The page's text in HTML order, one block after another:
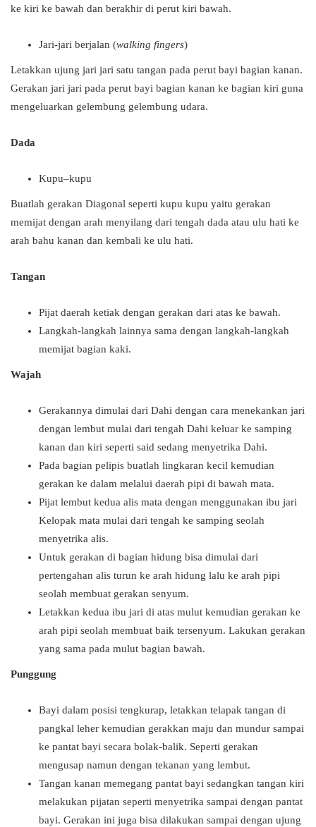
ke kiri ke bawah dan berakhir di perut kiri bawah.
Jari-jari berjalan (walking fingers)
Letakkan ujung jari jari satu tangan pada perut bayi bagian kanan.
Gerakan jari jari pada perut bayi bagian kanan ke bagian kiri guna
mengeluarkan gelembung gelembung udara.
Dada
Kupu–kupu
Buatlah gerakan Diagonal seperti kupu kupu yaitu gerakan
memijat dengan arah menyilang dari tengah dada atau ulu hati ke
arah bahu kanan dan kembali ke ulu hati.
Tangan
Pijat daerah ketiak dengan gerakan dari atas ke bawah.
Langkah-langkah lainnya sama dengan langkah-langkah
memijat bagian kaki.
Wajah
Gerakannya dimulai dari Dahi dengan cara menekankan jari
dengan lembut mulai dari tengah Dahi keluar ke samping
kanan dan kiri seperti said sedang menyetrika Dahi.
Pada bagian pelipis buatlah lingkaran kecil kemudian
gerakan ke dalam melalui daerah pipi di bawah mata.
Pijat lembut kedua alis mata dengan menggunakan ibu jari
Kelopak mata mulai dari tengah ke samping seolah
menyetrika alis.
Untuk gerakan di bagian hidung bisa dimulai dari
pertengahan alis turun ke arah hidung lalu ke arah pipi
seolah membuat gerakan senyum.
Letakkan kedua ibu jari di atas mulut kemudian gerakan ke
arah pipi seolah membuat baik tersenyum. Lakukan gerakan
yang sama pada mulut bagian bawah.
Punggung
Bayi dalam posisi tengkurap, letakkan telapak tangan di
pangkal leher kemudian gerakkan maju dan mundur sampai
ke pantat bayi secara bolak-balik. Seperti gerakan
mengusap namun dengan tekanan yang lembut.
Tangan kanan memegang pantat bayi sedangkan tangan kiri
melakukan pijatan seperti menyetrika sampai dengan pantat
bayi. Gerakan ini juga bisa dilakukan sampai dengan ujung